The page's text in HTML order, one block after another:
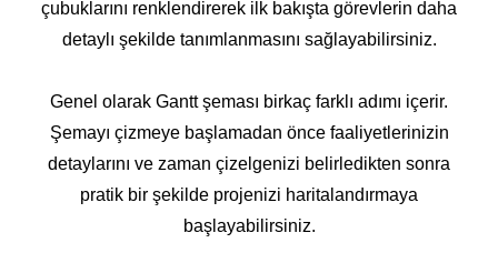
çubuklarını renklendirerek ilk bakışta görevlerin daha
detaylı şekilde tanımlanmasını sağlayabilirsiniz.
Genel olarak Gantt şeması birkaç farklı adımı içerir.
Şemayı çizmeye başlamadan önce faaliyetlerinizin
detaylarını ve zaman çizelgenizi belirledikten sonra
pratik bir şekilde projenizi haritalandırmaya
başlayabilirsiniz.